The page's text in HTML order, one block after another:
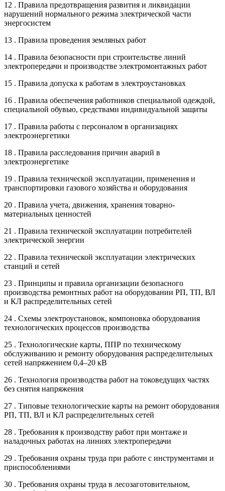
12 . Правила предотвращения развития и ликвидации
нарушений нормального режима электрической части
энергосистем
13 . Правила проведения земляных работ
14 . Правила безопасности при строительстве линий
электропередачи и производстве электромонтажных работ
15 . Правила допуска к работам в электроустановках
16 . Правила обеспечения работников специальной одеждой,
специальной обувью, средствами индивидуальной защиты
17 . Правила работы с персоналом в организациях
электроэнергетики
18 . Правила расследования причин аварий в
электроэнергетике
19 . Правила технической эксплуатации, применения и
транспортировки газового хозяйства и оборудования
20 . Правила учета, движения, хранения товарно-
материальных ценностей
21 . Правила технической эксплуатации потребителей
электрической энергии
22 . Правила технической эксплуатации электрических
станций и сетей
23 . Принципы и правила организации безопасного
производства ремонтных работ на оборудовании РП, ТП, ВЛ
и КЛ распределительных сетей
24 . Схемы электроустановок, компоновка оборудования
технологических процессов производства
25 . Технологические карты, ППР по техническому
обслуживанию и ремонту оборудования распределительных
сетей напряжением 0,4–20 кВ
26 . Технология производства работ на токоведущих частях
без снятия напряжения
27 . Типовые технологические карты на ремонт оборудования
РП, ТП, ВЛ и КЛ распределительных сетей
28 . Требования к производству работ при монтаже и
наладочных работах на линиях электропередачи
29 . Требования охраны труда при работе с инструментами и
приспособлениями
30 . Требования охраны труда в лесозаготовительном,